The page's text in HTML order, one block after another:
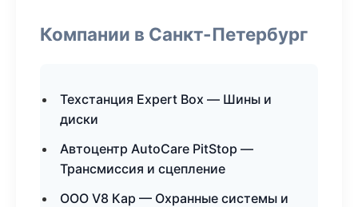
Компании в Санкт-Петербург
Техстанция Expert Box — Шины и
диски
Автоцентр AutoCare PitStop —
Трансмиссия и сцепление
ООО V8 Кар — Охранные системы и